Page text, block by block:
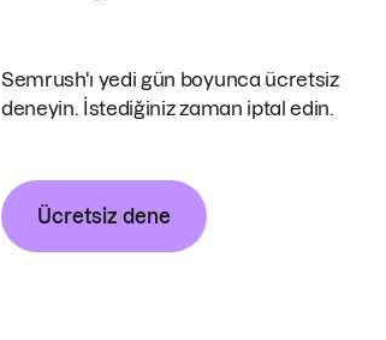
Semrush'ı yedi gün boyunca ücretsiz
deneyin. İstediğiniz zaman iptal edin.
Ücretsiz dene